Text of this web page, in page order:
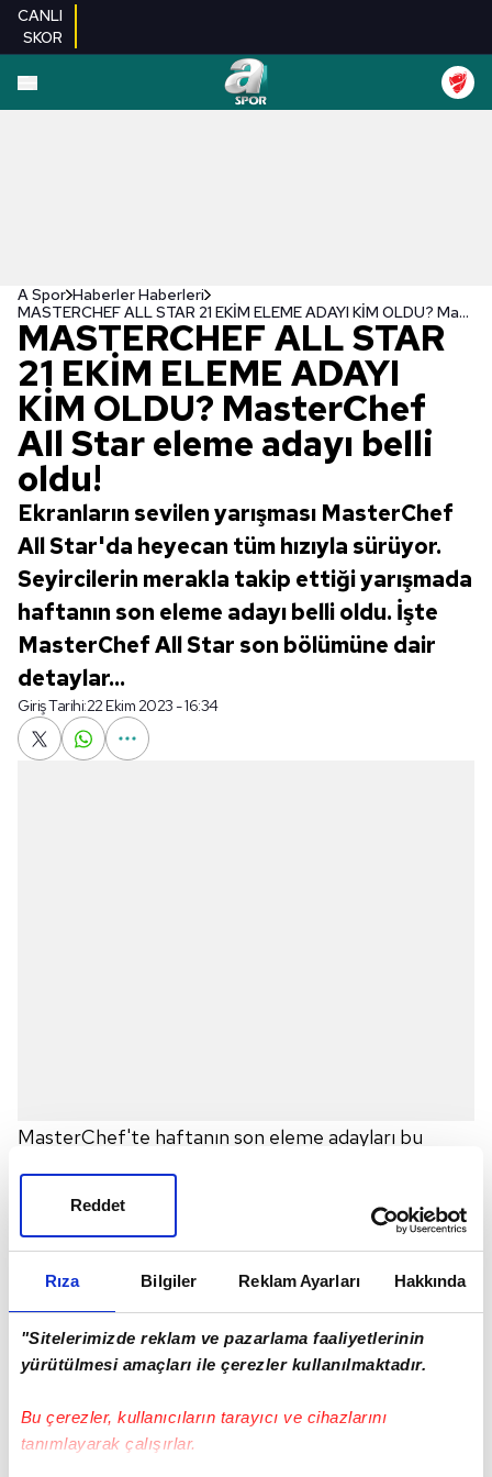
Rıza Bilgiler Reklam Ayarları Hakkında
"Sitelerimizde reklam ve pazarlama faaliyetlerinin
yürütülmesi amaçları ile çerezler kullanılmaktadır.
Bu çerezler, kullanıcıların tarayıcı ve cihazlarını
tanımlayarak çalışırlar.
Reddet
CANLI
SKOR
A Spor Haberler Haberleri
MASTERCHEF ALL STAR 21 EKİM ELEME ADAYI KİM OLDU? MasterChef All Star eleme adayı belli oldu!
MASTERCHEF ALL STAR
21 EKİM ELEME ADAYI
KİM OLDU? MasterChef
All Star eleme adayı belli
oldu!
Ekranların sevilen yarışması MasterChef
All Star'da heyecan tüm hızıyla sürüyor.
Seyircilerin merakla takip ettiği yarışmada
haftanın son eleme adayı belli oldu. İşte
MasterChef All Star son bölümüne dair
detaylar...
Giriş Tarihi:22 Ekim 2023 - 16:34
MasterChef'te haftanın son eleme adayları bu
akşam belli oldu. Fenomen yarışma programı
MasterChef All Star 2023 sezonuna tüm hızıyla
devam ediyor. Somer Sivrioğlu, Mehmet Yalçınkaya
bu akşam haftanın son eleme adayı belli oldu.
MASTERCHEF ELEME ADAYI KİM OLDU?
Haftanın son eleme adayıTANYAoldu.